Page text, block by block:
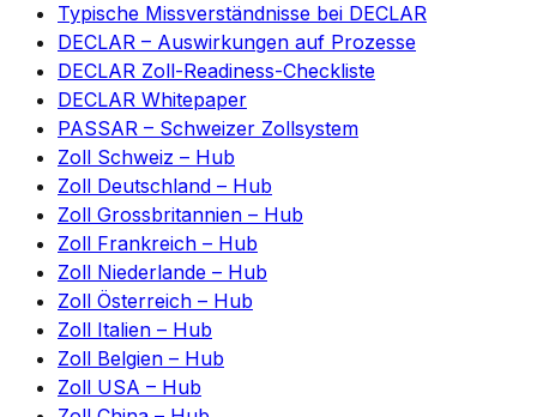
Typische Missverständnisse bei DECLAR
DECLAR – Auswirkungen auf Prozesse
DECLAR Zoll-Readiness-Checkliste
DECLAR Whitepaper
PASSAR – Schweizer Zollsystem
Zoll Schweiz – Hub
Zoll Deutschland – Hub
Zoll Grossbritannien – Hub
Zoll Frankreich – Hub
Zoll Niederlande – Hub
Zoll Österreich – Hub
Zoll Italien – Hub
Zoll Belgien – Hub
Zoll USA – Hub